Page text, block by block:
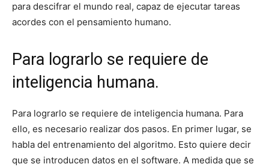
para descifrar el mundo real, capaz de ejecutar tareas
acordes con el pensamiento humano.
Para lograrlo se requiere de
inteligencia humana.
Para lograrlo se requiere de inteligencia humana. Para
ello, es necesario realizar dos pasos. En primer lugar, se
habla del entrenamiento del algoritmo. Esto quiere decir
que se introducen datos en el software. A medida que se